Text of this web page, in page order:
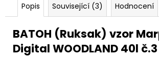
Popis Související (3) Hodnocení
BATOH (Ruksak) vzor
Digital WOODLAND 40l č.3